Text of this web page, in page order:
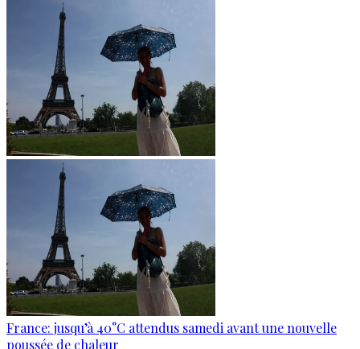
France: jusqu’à 40°C attendus samedi avant une nouvelle
poussée de chaleur